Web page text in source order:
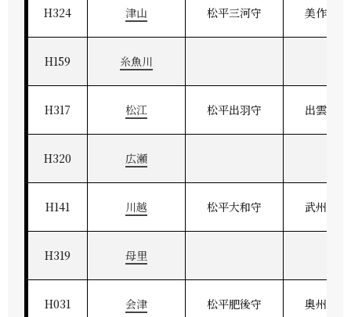
H324 津山 松平三河守 美作津山
H159 糸魚川
H317 松江 松平出羽守 出雲松江
H320 広瀬
H141 川越 松平大和守 武州河越
H319 母里
H031 会津 松平肥後守 奥州会津